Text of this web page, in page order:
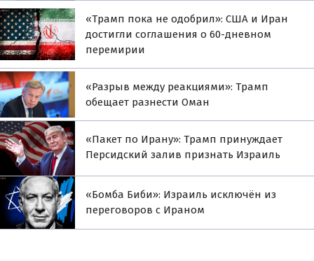
«Трамп пока не одобрил»: США и Иран
достигли соглашения о 60-дневном
перемирии
«Разрыв между реакциями»: Трамп
обещает разнести Оман
«Пакет по Ирану»: Трамп принуждает
Персидский залив признать Израиль
«Бомба Биби»: Израиль исключён из
переговоров с Ираном